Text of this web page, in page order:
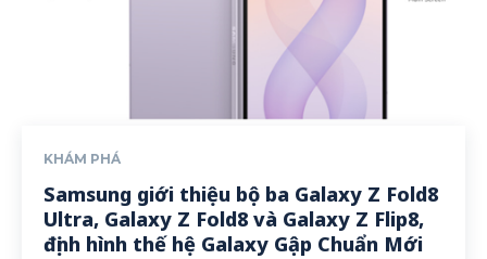
KHÁM PHÁ
Samsung giới thiệu bộ ba Galaxy Z Fold8
Ultra, Galaxy Z Fold8 và Galaxy Z Flip8,
định hình thế hệ Galaxy Gập Chuẩn Mới